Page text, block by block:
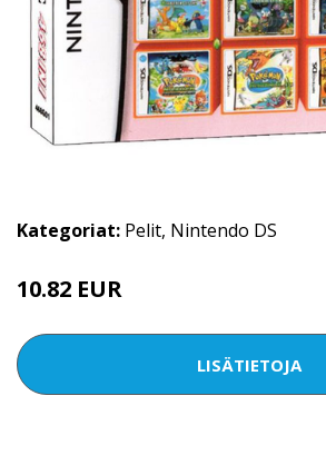
Kategoriat: Pelit, Nintendo DS
10.82 EUR
LISÄTIETOJA